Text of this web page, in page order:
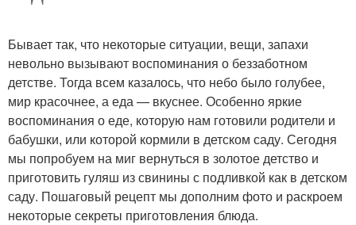
Бывает так, что некоторые ситуации, вещи, запахи
невольно вызывают воспоминания о беззаботном
детстве. Тогда всем казалось, что небо было голубее,
мир красочнее, а еда — вкуснее. Особенно яркие
воспоминания о еде, которую нам готовили родители и
бабушки, или которой кормили в детском саду. Сегодня
мы попробуем на миг вернуться в золотое детство и
приготовить гуляш из свинины с подливкой как в детском
саду. Пошаговый рецепт мы дополним фото и раскроем
некоторые секреты приготовления блюда.